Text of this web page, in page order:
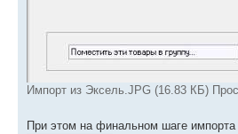
Импорт из Эксель.JPG (16.83 КБ)
При этом на финальном шаге